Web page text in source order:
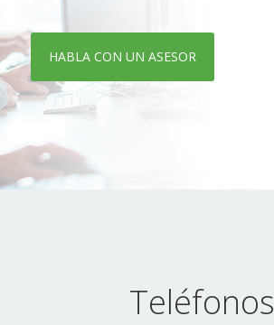
HABLA CON UN ASESOR
Teléfonos